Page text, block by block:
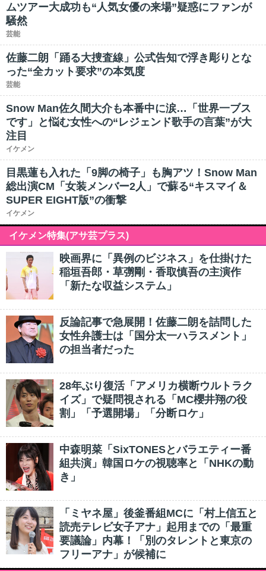
ムツアー大成功も“人気女優の来場”疑惑にファンが
騒然
芸能
佐藤二朗「踊る大捜査線」公式告知で浮き彫りとな
った“全カット要求”の本気度
芸能
Snow Man佐久間大介も本番中に涙…「世界一ブス
です」と悩む女性への“レジェンド歌手の言葉”が大
注目
イケメン
目黒蓮も入れた「9脚の椅子」も胸アツ！Snow Man
総出演CM「女装メンバー2人」で蘇る“キスマイ＆
SUPER EIGHT版”の衝撃
イケメン
イケメン特集(アサ芸プラス)
映画界に「異例のビジネス」を仕掛けた
稲垣吾郎・草彅剛・香取慎吾の主演作
「新たな収益システム」
反論記事で急展開！佐藤二朗を詰問した
女性弁護士は「国分太一ハラスメント」
の担当者だった
28年ぶり復活「アメリカ横断ウルトラク
イズ」で疑問視される「MC櫻井翔の役
割」「予選開場」「分断ロケ」
中森明菜「SixTONESとバラエティー番
組共演」韓国ロケの視聴率と「NHKの動
き」
「ミヤネ屋」後釜番組MCに「村上信五と
読売テレビ女子アナ」起用までの「最重
要議論」内幕！「別のタレントと東京の
フリーアナ」が候補に